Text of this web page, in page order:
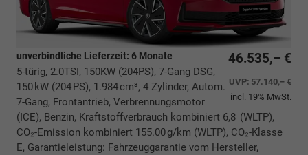
46.535,– €
UVP: 57.140,– €
incl. 19% MwSt.
unverbindliche Lieferzeit: 6 Monate
5-türig, 2.0TSI, 150KW (204PS), 7-Gang DSG,
150 kW (204 PS), 1.984 cm³, 4 Zylinder, Autom.
7-Gang, Frontantrieb, Verbrennungsmotor
(ICE), Benzin, Kraftstoffverbrauch kombiniert 6,8 (WLTP),
CO₂-Emission kombiniert 155.00 g/km (WLTP), CO₂-Klasse
E, Garantieleistung: Fahrzeuggarantie vom Hersteller,